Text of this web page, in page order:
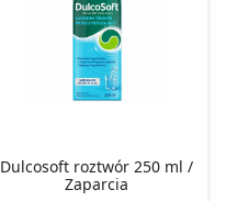
Dulcosoft roztwór 250 ml /
Zaparcia